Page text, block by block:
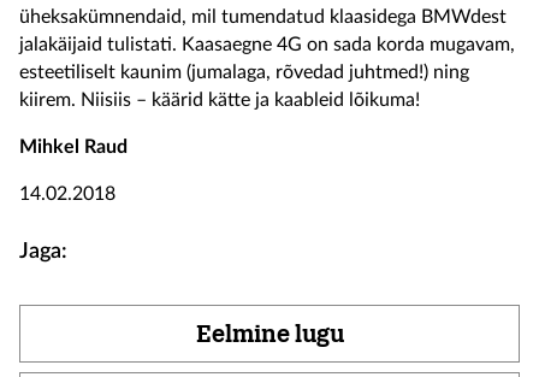
üheksakümnendaid, mil tumendatud klaasidega BMWdest
jalakäijaid tulistati. Kaasaegne 4G on sada korda mugavam,
esteetiliselt kaunim (jumalaga, rõvedad juhtmed!) ning
kiirem. Niisiis – käärid kätte ja kaableid lõikuma!
Mihkel Raud
14.02.2018
Jaga:
Eelmine lugu